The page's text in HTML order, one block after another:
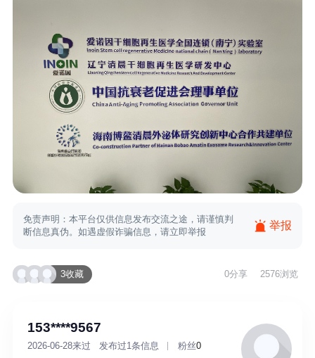
免责声明：本平台仅供信息发布交流之途，请谨慎判
断信息真伪。如遇虚假诈骗信息，请立即举报
举报
3收藏 0分享 2576浏览
153****9567
2026-06-28来过 发布过1条信息 粉丝0